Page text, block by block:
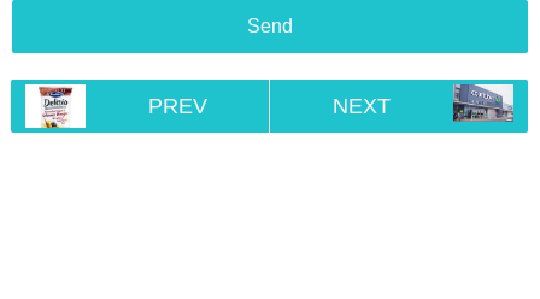
PREV NEXT